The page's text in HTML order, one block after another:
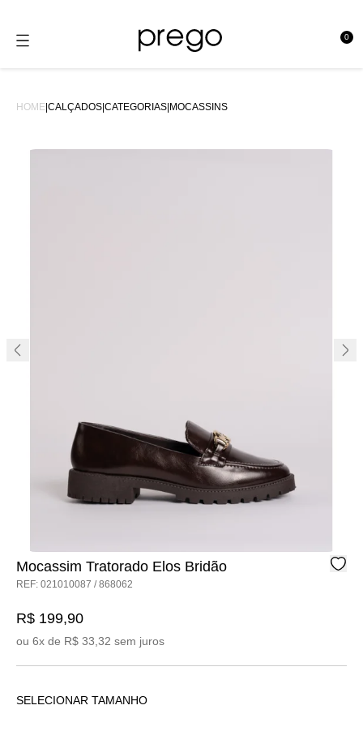
0
HOME|CALÇADOS|CATEGORIAS|MOCASSINS
Mocassim Tratorado Elos Bridão
REF: 021010087 / 868062
R$ 199,90
ou 6x de R$ 33,32 sem juros
SELECIONAR TAMANHO